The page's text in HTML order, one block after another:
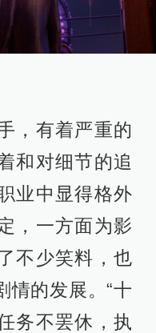
，有着严重的
和对细节的追
业中显得格外
，一方面为影
不少笑料，也
情的发展。“十
务不罢休，执